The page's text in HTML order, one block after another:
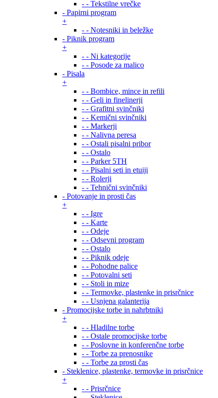
- - Tekstilne vrečke
- Papirni program
+
- - Notesniki in beležke
- Piknik program
+
- - Ni kategorije
- - Posode za malico
- Pisala
+
- - Bombice, mince in refili
- - Geli in finelinerji
- - Grafitni svinčniki
- - Kemični svinčniki
- - Markerji
- - Nalivna peresa
- - Ostali pisalni pribor
- - Ostalo
- - Parker 5TH
- - Pisalni seti in etuiji
- - Rolerji
- - Tehnični svinčniki
- Potovanje in prosti čas
+
- - Igre
- - Karte
- - Odeje
- - Odsevni program
- - Ostalo
- - Piknik odeje
- - Pohodne palice
- - Potovalni seti
- - Stoli in mize
- - Termovke, plastenke in prisrčnice
- - Usnjena galanterija
- Promocijske torbe in nahrbtniki
+
- - Hladilne torbe
- - Ostale promocijske torbe
- - Poslovne in konferenčne torbe
- - Torbe za prenosnike
- - Torbe za prosti čas
- Steklenice, plastenke, termovke in prisrčnice
+
- - Prisrčnice